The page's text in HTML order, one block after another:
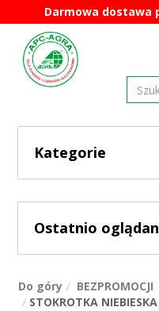
Darmowa dostawa
Kategorie
Ostatnio
Do góry
BEZPROMOCJI
STOKROTKA